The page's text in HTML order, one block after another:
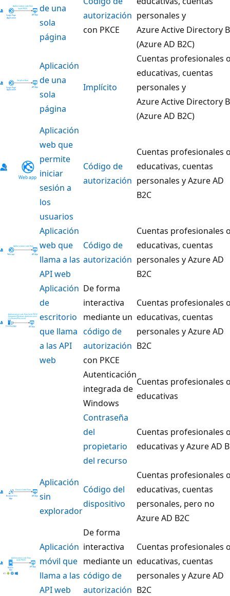
de una
sola
página
autorización
con PKCE
personales y
Azure Active Directory
(Azure AD B2C)
Aplicación
de una
sola
página
Implícito
Cuentas profesionales
educativas, cuentas
personales y
Azure Active Directory
(Azure AD B2C)
Aplicación
web que
permite
iniciar
sesión a
los
usuarios
Código de
autorización
Cuentas profesionales
educativas, cuentas
personales y Azure AD
B2C
Aplicación
web que
llama a las
API web
Código de
autorización
Cuentas profesionales
educativas, cuentas
personales y Azure AD
B2C
Aplicación
de
escritorio
que llama
a las API
web
De forma
interactiva
mediante un
código de
autorización
con PKCE
Cuentas profesionales
educativas, cuentas
personales y Azure AD
B2C
Autenticación
integrada de
Windows
Cuentas profesionales
educativas
Contraseña
del
propietario
del recurso
Cuentas profesionales
educativas y Azure AD
Aplicación
sin
explorador
Código del
dispositivo
Cuentas profesionales
educativas, cuentas
personales, pero no
Azure AD B2C
Aplicación
móvil que
llama a las
API web
De forma
interactiva
mediante un
código de
autorización
Cuentas profesionales
educativas, cuentas
personales y Azure AD
B2C